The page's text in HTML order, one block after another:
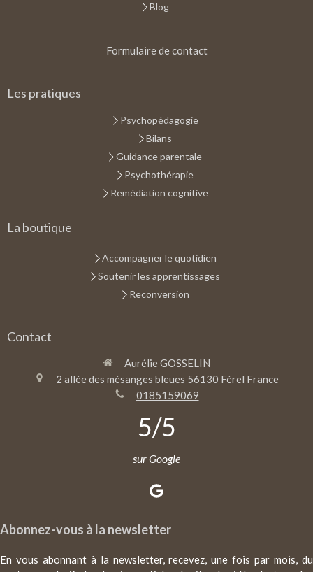
Blog
Formulaire de contact
Les pratiques
Psychopédagogie
Bilans
Guidance parentale
Psychothérapie
Remédiation cognitive
La boutique
Accompagner le quotidien
Soutenir les apprentissages
Reconversion
Contact
Aurélie GOSSELIN
2 allée des mésanges bleues 56130 Férel France
0185159069
5/5
sur Google
Abonnez-vous à la newsletter
En vous abonnant à la newsletter, recevez, une fois par mois, du